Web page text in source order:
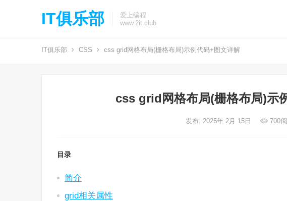
IT俱乐部
爱上编程
www.2it.club
IT俱乐部 CSS css grid网格布局(栅格布局)示例代码+图文详解
css grid网格布局(栅格布局)示
发布: 2025年 2月 15日 700
目录
简介
grid相关属性